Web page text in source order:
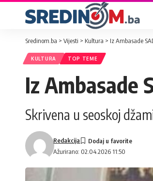
Sredinom.ba > Vijesti > Kultura > Iz Ambasade
KULTURA TOP TEME
Iz Ambasade
Skrivena u seoskoj
Ažurirano: 02.04.2026 11:50
Redakcija